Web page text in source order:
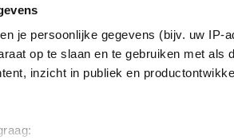
je persoonlijke gegevens (bijv. uw IP-
op te slaan en te gebruiken met als
inzicht in publiek en